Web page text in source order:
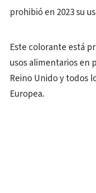
prohibió en 2023 su
Este colorante está
usos alimentarios en
Reino Unido y todos
Europea.